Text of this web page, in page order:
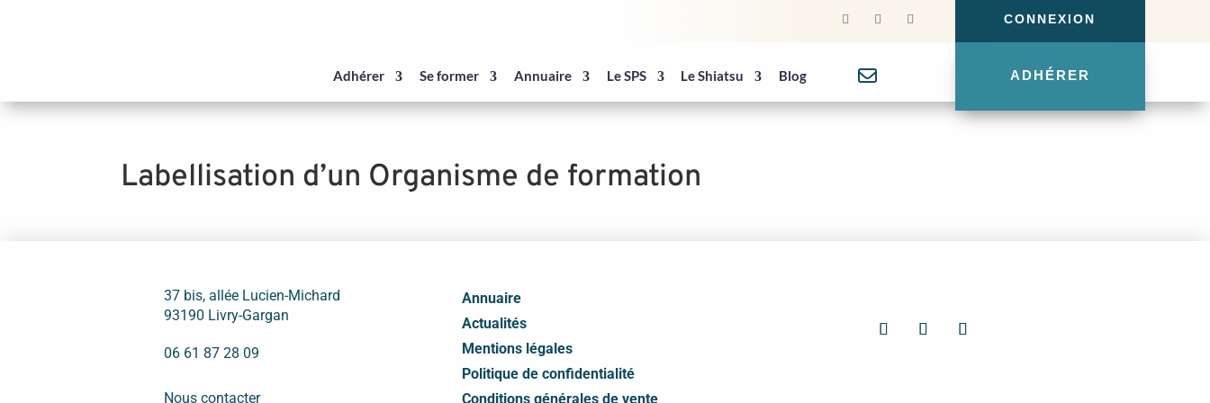
CONNEXION
Adhérer Se former Annuaire Le SPS Le Shiatsu Blog ADHÉRER
Labellisation d’un Organisme de formation
37 bis, allée Lucien-Michard
93190 Livry-Gargan
06 61 87 28 09
Nous contacter
Annuaire
Actualités
Mentions légales
Politique de confidentialité
Conditions générales de vente